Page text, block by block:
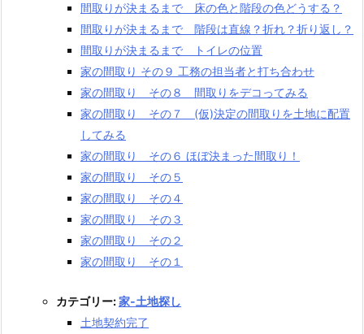
間取りが決まるまで 床の色と階段の色どうする？
間取りが決まるまで 階段は直線？折れ？折り返し？
間取りが決まるまで トイレの位置
家の間取り その９ 工務の担当者と打ち合わせ
家の間取り その８ 間取りをデコってみる
家の間取り その７ (仮)決定の間取りを土地に配置
してみる
家の間取り その６ ほぼ決まった間取り！
家の間取り その５
家の間取り その４
家の間取り その３
家の間取り その２
家の間取り その１
カテゴリー:家-土地探し
土地契約完了